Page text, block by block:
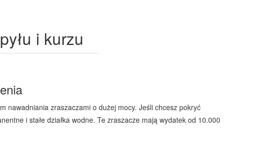
i kurzu
nawadniania zraszaczami o dużej mocy. Jeśli chcesz pokryć
i stałe działka wodne. Te zraszacze mają wydatek od 10.000